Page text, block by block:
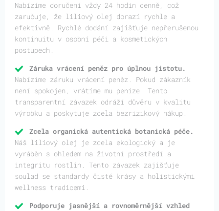
Nabízíme doručení vždy 24 hodin denně, což
zaručuje, že liliový olej dorazí rychle a
efektivně. Rychlé dodání zajišťuje nepřerušenou
kontinuitu v osobní péči a kosmetických
postupech.
Záruka vrácení peněz pro úplnou jistotu.
Nabízíme záruku vrácení peněz. Pokud zákazník
není spokojen, vrátíme mu peníze. Tento
transparentní závazek odráží důvěru v kvalitu
výrobku a poskytuje zcela bezrizikový nákup.
Zcela organická autentická botanická péče.
Náš liliový olej je zcela ekologický a je
vyráběn s ohledem na životní prostředí a
integritu rostlin. Tento závazek zajišťuje
soulad se standardy čisté krásy a holistickými
wellness tradicemi.
Podporuje jasnější a rovnoměrnější vzhled